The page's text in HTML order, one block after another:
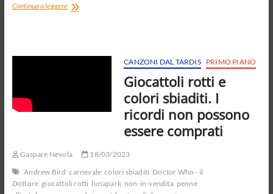
Continua a leggereBreaking
CANZONI DAL TARDIS PRIMO PIANO
Giocattoli rotti e
colori sbiaditi. I
ricordi non possono
essere comprati
Gaspare Nevola
18/03/2023
Andrew Bird carnevale colori sbiaditi Doctor Who - il
Dottore giocattoli rotti lunapark non-in-vendita penne